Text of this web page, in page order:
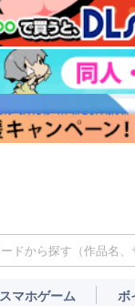
スマホゲーム ボ